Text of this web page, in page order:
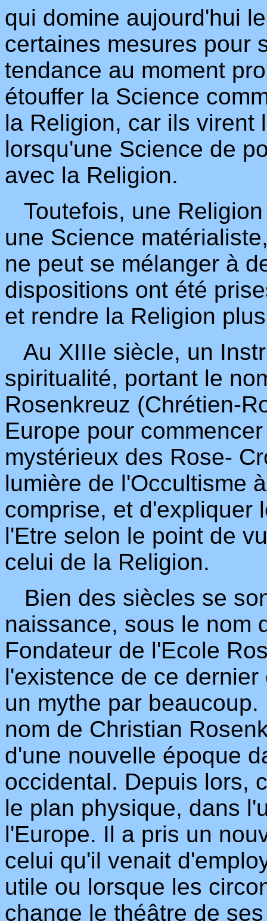
qui domine aujourd'hui
certaines mesures pour
tendance au moment
étouffer la Science
la Religion, car ils virent
lorsqu'une Science de
avec la Religion.
Toutefois, une
une Science
ne peut se mélanger à
dispositions ont été
et rendre la Religion
Au XIIIe siècle, un
spiritualité, portant le
Rosenkreuz (Chrétien-
Europe pour
mystérieux des Rose-
lumière de l'Occultisme
comprise, et d'expliquer
l'Etre selon le point de
celui de la Religion.
Bien des siècles se
naissance, sous le nom
Fondateur de l'Ecole
l'existence de ce
un mythe par
nom de Christian
d'une nouvelle époque
occidental. Depuis lors,
le plan physique, dans
l'Europe. Il a pris un
celui qu'il venait
utile ou lorsque les
change le théâtre de